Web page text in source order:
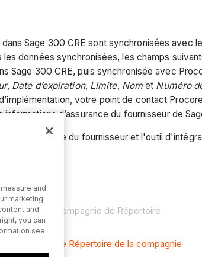
Sage 300 CRE sont synchronisées
les données synchronisées, les champs
Sage 300 CRE, puis synchronisée avec
, Date d’expiration, Limite, Nom et Numéro
votre point de contact
d’assurance du fournisseur de
d'assurance du fournisseur et l'outil
de la compagnie de Répertoire
CRE
dans le Répertoire de la compagnie
and
marketing
and
you can
see